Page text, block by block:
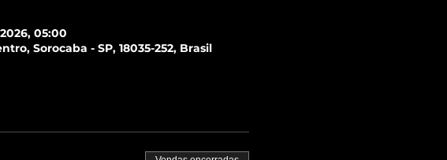
05:00
Sorocaba - SP, 18035-252, Brasil